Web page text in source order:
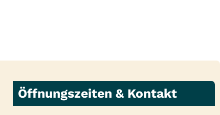
Öffnungszeiten & Kontakt